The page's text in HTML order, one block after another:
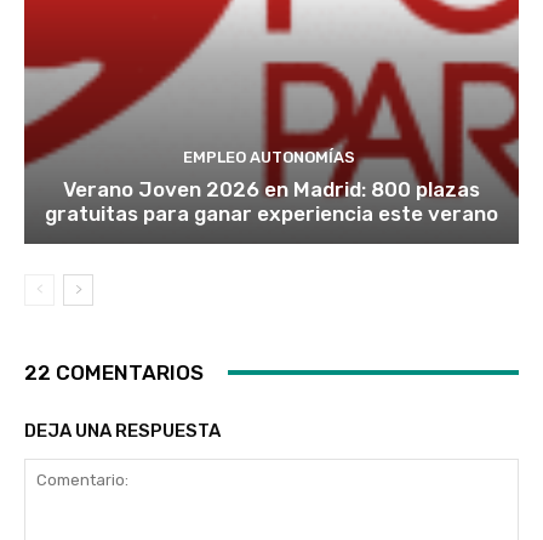
EMPLEO AUTONOMÍAS
Verano Joven 2026 en Madrid: 800 plazas
gratuitas para ganar experiencia este verano
22 COMENTARIOS
DEJA UNA RESPUESTA